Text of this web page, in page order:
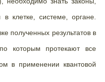
клетке, системе, органе.
полученных результатов в
которым протекают все
в применении квантовой